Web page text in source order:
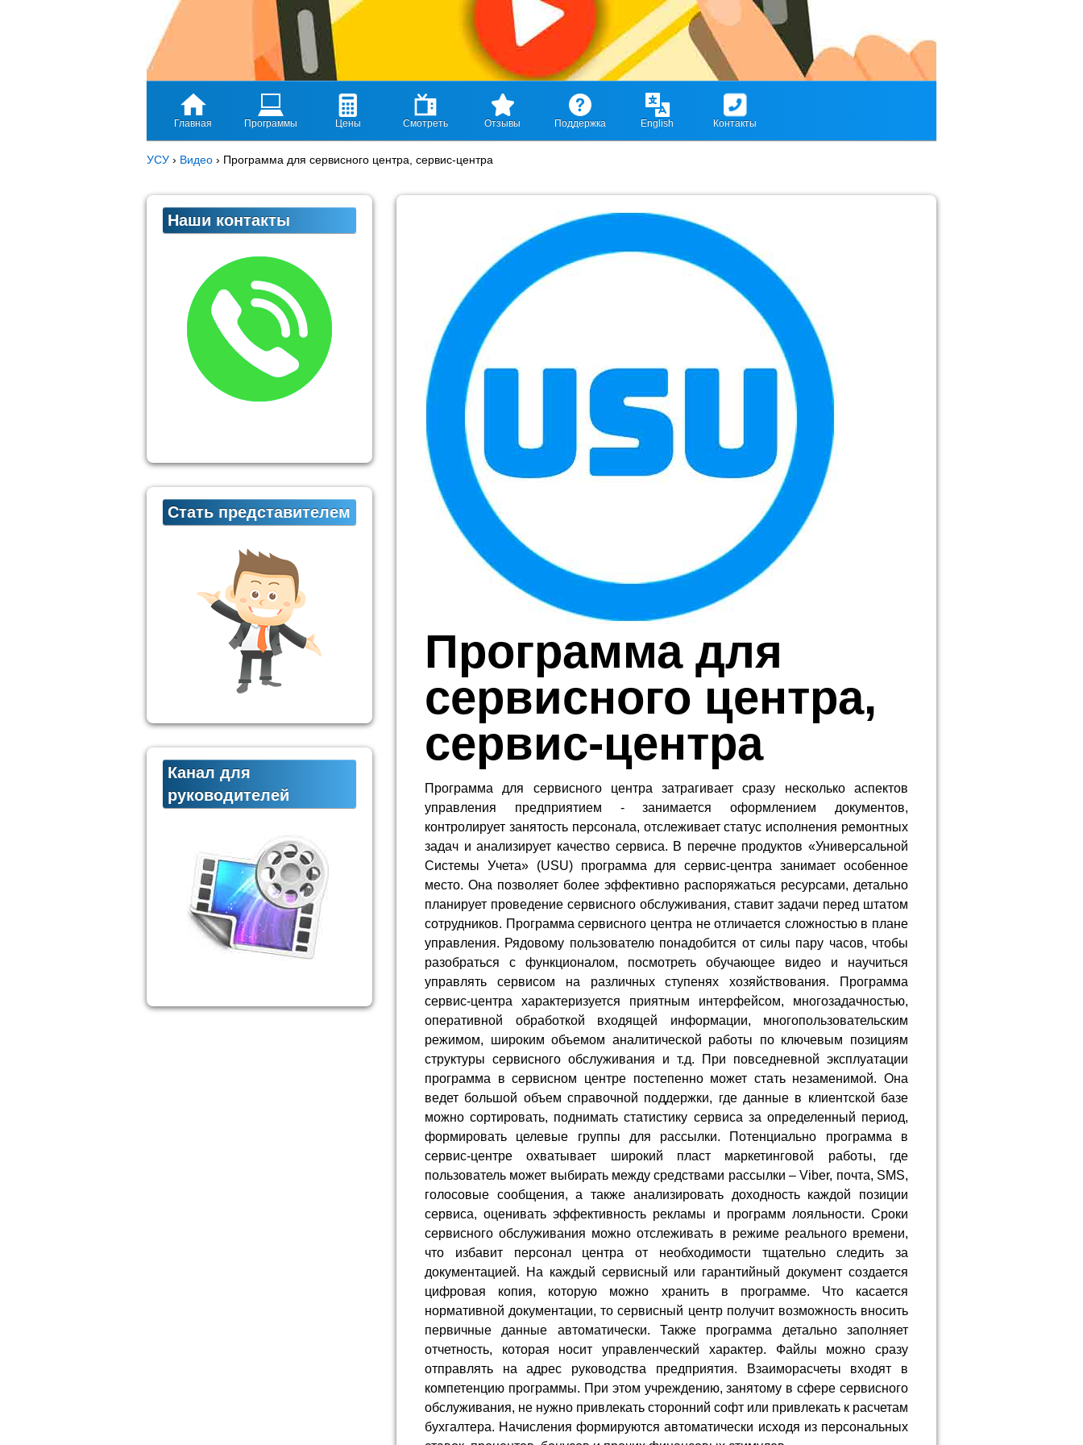
Главная Программы Цены Смотреть Отзывы Поддержка English Контакты
УСУ › Видео › Программа для сервисного центра, сервис-центра
Программа для
сервисного центра,
сервис-центра
Программа для сервисного центра затрагивает сразу несколько аспектов
управления предприятием - занимается оформлением документов,
контролирует занятость персонала, отслеживает статус исполнения ремонтных
задач и анализирует качество сервиса. В перечне продуктов «Универсальной
Системы Учета» (USU) программа для сервис-центра занимает особенное
место. Она позволяет более эффективно распоряжаться ресурсами, детально
планирует проведение сервисного обслуживания, ставит задачи перед штатом
сотрудников. Программа сервисного центра не отличается сложностью в плане
управления. Рядовому пользователю понадобится от силы пару часов, чтобы
разобраться с функционалом, посмотреть обучающее видео и научиться
управлять сервисом на различных ступенях хозяйствования. Программа
сервис-центра характеризуется приятным интерфейсом, многозадачностью,
оперативной обработкой входящей информации, многопользовательским
режимом, широким объемом аналитической работы по ключевым позициям
структуры сервисного обслуживания и т.д. При повседневной эксплуатации
программа в сервисном центре постепенно может стать незаменимой. Она
ведет большой объем справочной поддержки, где данные в клиентской базе
можно сортировать, поднимать статистику сервиса за определенный период,
формировать целевые группы для рассылки. Потенциально программа в
сервис-центре охватывает широкий пласт маркетинговой работы, где
пользователь может выбирать между средствами рассылки – Viber, почта, SMS,
голосовые сообщения, а также анализировать доходность каждой позиции
сервиса, оценивать эффективность рекламы и программ лояльности. Сроки
сервисного обслуживания можно отслеживать в режиме реального времени,
что избавит персонал центра от необходимости тщательно следить за
документацией. На каждый сервисный или гарантийный документ создается
цифровая копия, которую можно хранить в программе. Что касается
нормативной документации, то сервисный центр получит возможность вносить
первичные данные автоматически. Также программа детально заполняет
отчетность, которая носит управленческий характер. Файлы можно сразу
отправлять на адрес руководства предприятия. Взаиморасчеты входят в
компетенцию программы. При этом учреждению, занятому в сфере сервисного
обслуживания, не нужно привлекать сторонний софт или привлекать к расчетам
бухгалтера. Начисления формируются автоматически исходя из персональных
Наши контакты
Стать представителем
Канал для
руководителей